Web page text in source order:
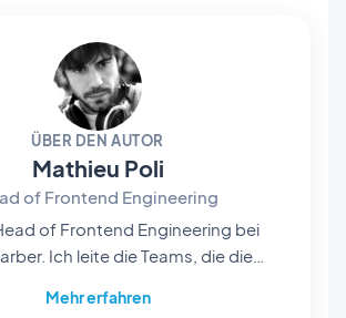
ÜBER DEN AUTOR
Mathieu Poli
of Frontend Engineering
of Frontend Engineering bei
Teams, die die
entwickeln: Sie sind es, die die
Mehr erfahren